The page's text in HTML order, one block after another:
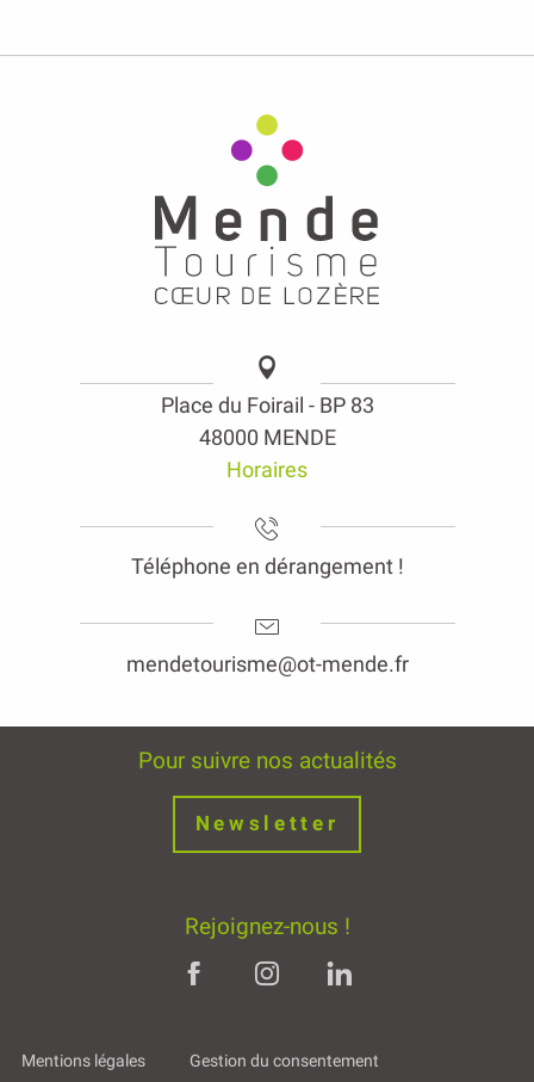
Place du Foirail - BP 83
48000 MENDE
Horaires
Téléphone en dérangement !
mendetourisme@ot-mende.fr
Pour suivre nos actualités
Newsletter
Rejoignez-nous !
Mentions légales Gestion du consentement